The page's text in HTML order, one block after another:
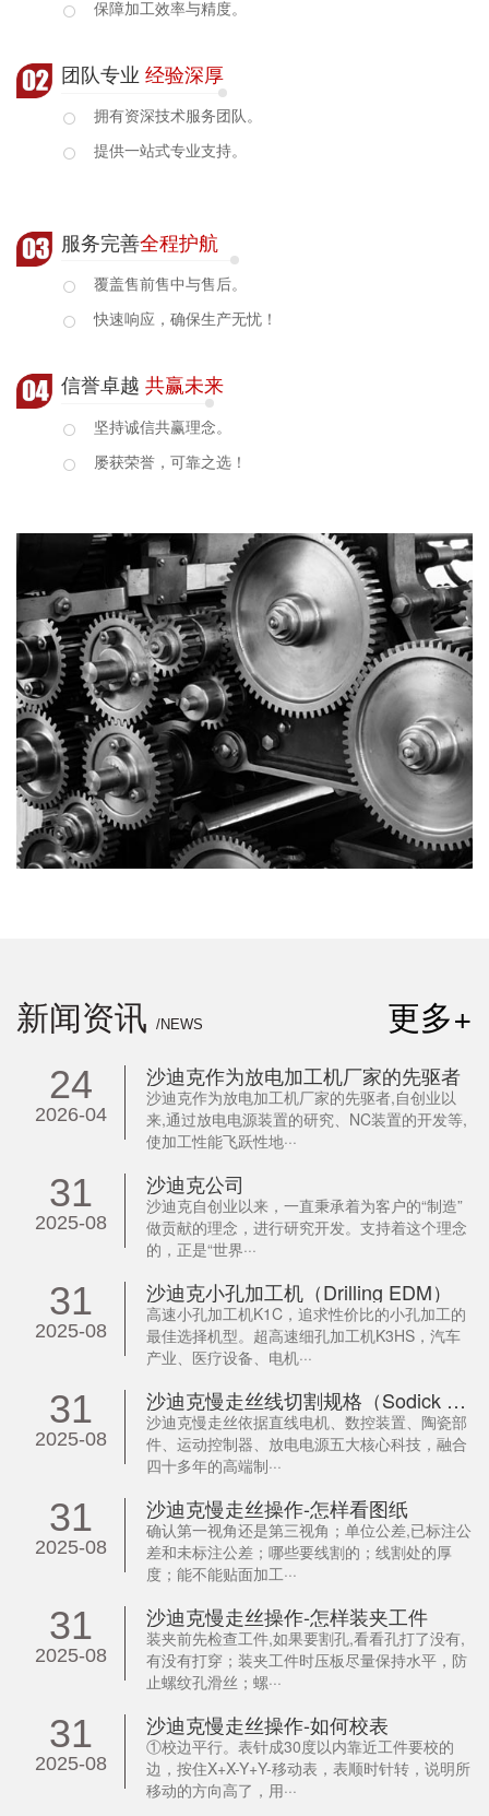
保障加工效率与精度。
团队专业经验深厚
拥有资深技术服务团队。
提供一站式专业支持。
服务完善全程护航
覆盖售前售中与售后。
快速响应，确保生产无忧！
信誉卓越共赢未来
坚持诚信共赢理念。
屡获荣誉，可靠之选！
新闻资讯 /NEWS 更多+
24
2026-04
沙迪克作为放电加工机厂家的先驱者
沙迪克作为放电加工机厂家的先驱者,自创业以
来,通过放电电源装置的研究、NC装置的开发等,
使加工性能飞跃性地···
31
2025-08
沙迪克公司
沙迪克自创业以来，一直秉承着为客户的“制造”
做贡献的理念，进行研究开发。支持着这个理念
的，正是“世界···
31
2025-08
沙迪克小孔加工机（Drilling EDM）
高速小孔加工机K1C，追求性价比的小孔加工的
最佳选择机型。超高速细孔加工机K3HS，汽车
产业、医疗设备、电机···
31
2025-08
沙迪克慢走丝线切割规格（Sodick WEDM）
沙迪克慢走丝依据直线电机、数控装置、陶瓷部
件、运动控制器、放电电源五大核心科技，融合
四十多年的高端制···
31
2025-08
沙迪克慢走丝操作-怎样看图纸
确认第一视角还是第三视角；单位公差,已标注公
差和未标注公差；哪些要线割的；线割处的厚
度；能不能贴面加工···
31
2025-08
沙迪克慢走丝操作-怎样装夹工件
装夹前先检查工件,如果要割孔,看看孔打了没有,
有没有打穿；装夹工件时压板尽量保持水平，防
止螺纹孔滑丝；螺···
31
2025-08
沙迪克慢走丝操作-如何校表
①校边平行。表针成30度以内靠近工件要校的
边，按住X+X-Y+Y-移动表，表顺时针转，说明所
移动的方向高了，用···